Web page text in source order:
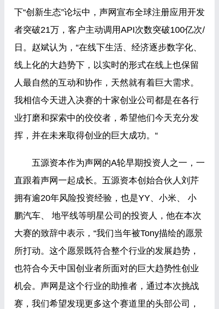
下“创新生态”论坛中，声网宣布全球注册应用开发
者突破21万，客户主动调用API次数突破100亿次/
日。赵斌认为，“在线下生活、经济逐步数字化、
线上化的大趋势下，以实时的形式在线上也保留
人最自然的互动和协作，天然就有着巨大需求。
我相信今天进入决赛的十家创业公司都是在各行
业打磨和探索中的佼佼者，希望他们今天充分发
挥，并在未来取得创业的巨大成功。“
五源资本作为声网的A轮早期投资人之一，一
直跟着声网一起成长。五源资本创始合伙人刘芹
拥有逾20年风险投资经验，也是YY、小米、 小
鹏汽车、 地平线等明星公司的投资人，他在本次
大赛的致辞中表示，“我们当年被Tony描绘的愿景
所打动。这个愿景既符合整个行业的发展趋势，
也符合今天中国创业者所面对的巨大趋势性创业
机会。声网是这个行业的助推者，通过本次挑战
赛，我们希望发现更多这个赛道里的头部公司，